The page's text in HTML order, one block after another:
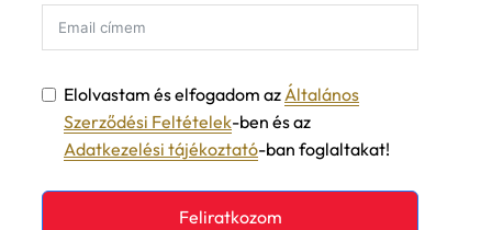
Szerződési Feltételek-ben és az
Adatkezelési tájékoztató-ban foglaltakat!
Feliratkozom